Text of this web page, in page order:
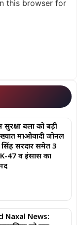
this browser for
बलों को बड़ी
माओवादी जोनल
सिंह सरदार समेत 3
47 व इंसास का
Naxal News: